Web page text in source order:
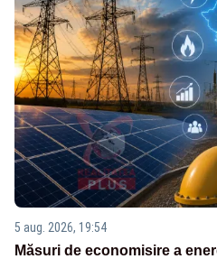
5 aug. 2026, 19:54
Măsuri de economisire a